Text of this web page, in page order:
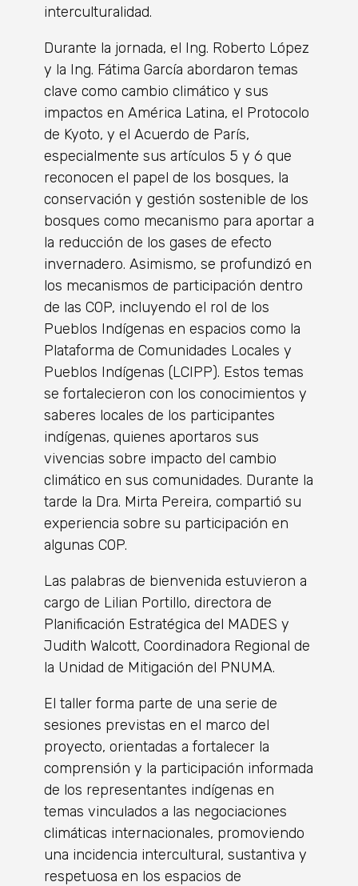
interculturalidad.
Durante la jornada, el Ing. Roberto López
y la Ing. Fátima García abordaron temas
clave como cambio climático y sus
impactos en América Latina, el Protocolo
de Kyoto, y el Acuerdo de París,
especialmente sus artículos 5 y 6 que
reconocen el papel de los bosques, la
conservación y gestión sostenible de los
bosques como mecanismo para aportar a
la reducción de los gases de efecto
invernadero. Asimismo, se profundizó en
los mecanismos de participación dentro
de las COP, incluyendo el rol de los
Pueblos Indígenas en espacios como la
Plataforma de Comunidades Locales y
Pueblos Indígenas (LCIPP). Estos temas
se fortalecieron con los conocimientos y
saberes locales de los participantes
indígenas, quienes aportaros sus
vivencias sobre impacto del cambio
climático en sus comunidades. Durante la
tarde la Dra. Mirta Pereira, compartió su
experiencia sobre su participación en
algunas COP.
Las palabras de bienvenida estuvieron a
cargo de Lilian Portillo, directora de
Planificación Estratégica del MADES y
Judith Walcott, Coordinadora Regional de
la Unidad de Mitigación del PNUMA.
El taller forma parte de una serie de
sesiones previstas en el marco del
proyecto, orientadas a fortalecer la
comprensión y la participación informada
de los representantes indígenas en
temas vinculados a las negociaciones
climáticas internacionales, promoviendo
una incidencia intercultural, sustantiva y
respetuosa en los espacios de